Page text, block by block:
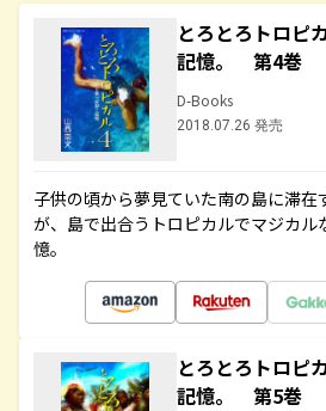
とろとろトロピ
記憶。 第4巻
D-Books
2018.07.26 発売
子供の頃から夢見ていた南の島に滞在
が、島で出合うトロピカルでマジカル
憶。
とろとろトロピ
記憶。 第5巻